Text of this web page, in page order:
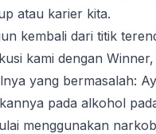
atau karier kita.
kembali dari titik
kami dengan
yang bermasalah:
pada alkohol
menggunakan